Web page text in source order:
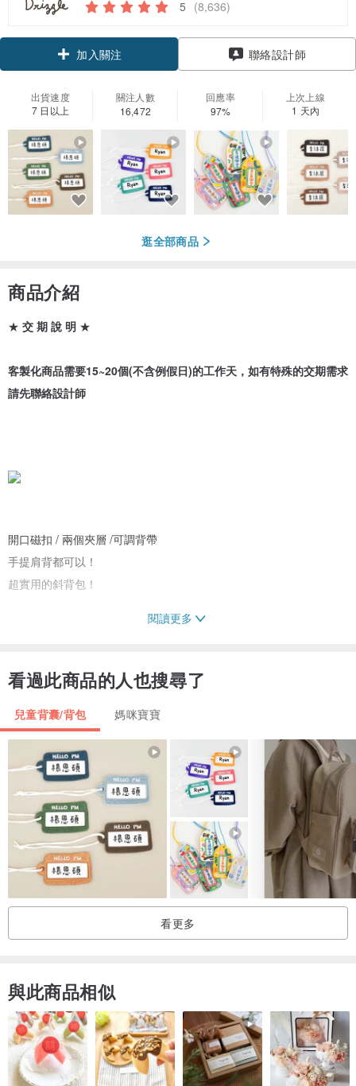
5 (8,636)
加入關注 聯絡設計師
出貨速度
7 日以上
關注人數
16,472
回應率
97%
上次上線
1 天內
逛全部商品
商品介紹
★ 交 期 說 明 ★
客製化商品需要15~20個(不含例假日)的工作天，如有特殊的交期需求
請先聯絡設計師
開口磁扣 / 兩個夾層 /可調背帶
手提肩背都可以！
超實用的斜背包！
給我們你最喜歡的那張照片，
再放上寶貝的名字，
這個包包只專門為你製作！
成分說明
SGS認證無毒無味墨水
尺寸
底寬23cm
底深12cm
高度27cm
提把40cm
閱讀更多
看過此商品的人也搜尋了
兒童背囊/背包 媽咪寶寶
看更多
與此商品相似